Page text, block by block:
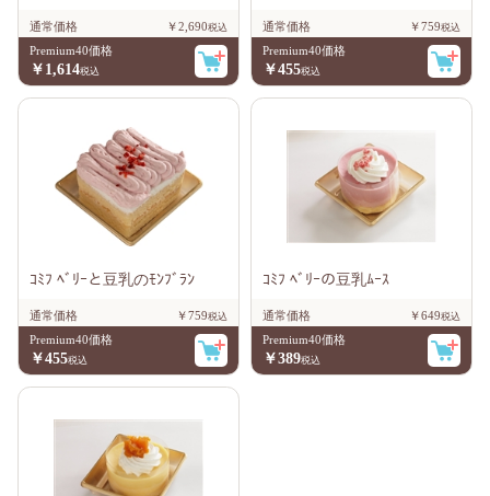
通常価格
￥2,690
Premium40価格
￥1,614
通常価格
￥759
Premium40価格
￥455
ｺﾐﾌ ﾍﾞﾘｰと豆乳のﾓﾝﾌﾞﾗﾝ
通常価格
￥759
Premium40価格
￥455
ｺﾐﾌ ﾍﾞﾘｰの豆乳ﾑｰｽ
通常価格
￥649
Premium40価格
￥389